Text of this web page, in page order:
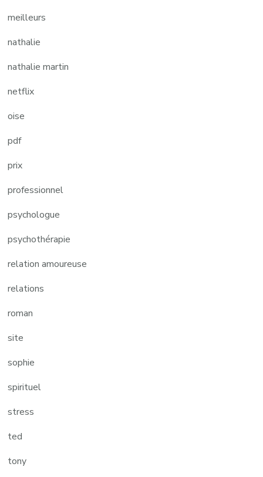
meilleurs
nathalie
nathalie martin
netflix
oise
pdf
prix
professionnel
psychologue
psychothérapie
relation amoureuse
relations
roman
site
sophie
spirituel
stress
ted
tony